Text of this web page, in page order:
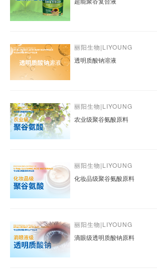
丽阳生物|LIYOUNG
透明质酸钠溶液
丽阳生物|LIYOUNG
农业级聚谷氨酸原料
丽阳生物|LIYOUNG
化妆品级聚谷氨酸原料
丽阳生物|LIYOUNG
滴眼级透明质酸钠原料